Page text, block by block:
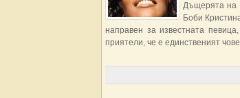
Дъщерята на
Боби
направен за известната
приятели, че е единственият